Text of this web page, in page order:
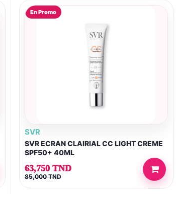
En Promo
SVR
SVR ECRAN CLAIRIAL CC LIGHT CREME
SPF50+ 40ML
63,750 TND
85,000 TND